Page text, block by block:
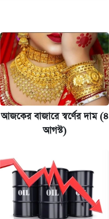
আজকের বাজারে স্বর্ণের দাম (৪
আগস্ট)